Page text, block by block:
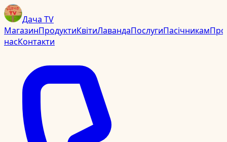
Дача TV
МагазинПродуктиКвітиЛавандаПослугиПасічникамПро
насКонтакти